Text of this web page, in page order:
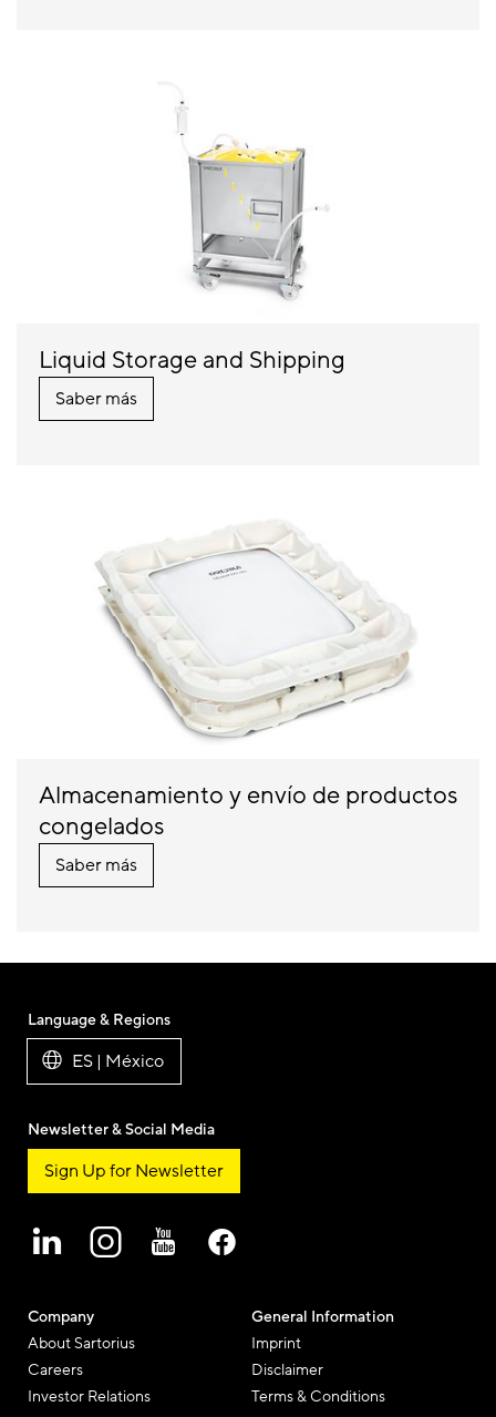
Liquid Storage and Shipping
Saber más
Almacenamiento y envío de productos
congelados
Saber más
Company
About Sartorius
Careers
Investor Relations
General Information
Imprint
Disclaimer
Terms & Conditions
Language & Regions
ES | México
Newsletter & Social Media
Sign Up for Newsletter